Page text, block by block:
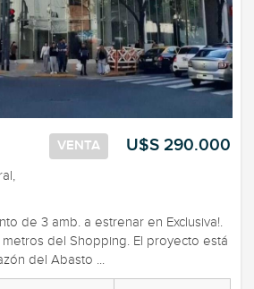
U$S 290.000
VENTA
de 3 amb. a estrenar en Exclusiva!.
del Shopping. El proyecto está
del Abasto ...